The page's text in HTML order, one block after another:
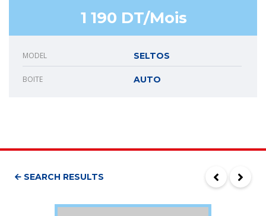
1 190 DT/Mois
MODEL SELTOS
BOITE AUTO
SEARCH RESULTS